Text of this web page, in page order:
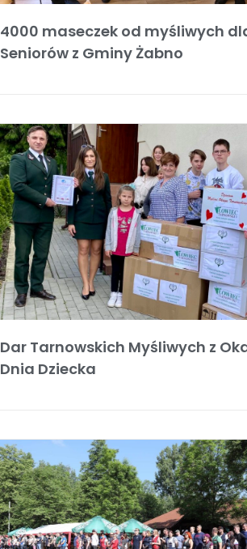
4000 maseczek od myśliwych
Seniorów z Gminy Żabno
Dar Tarnowskich Myśliwych z
Dnia Dziecka